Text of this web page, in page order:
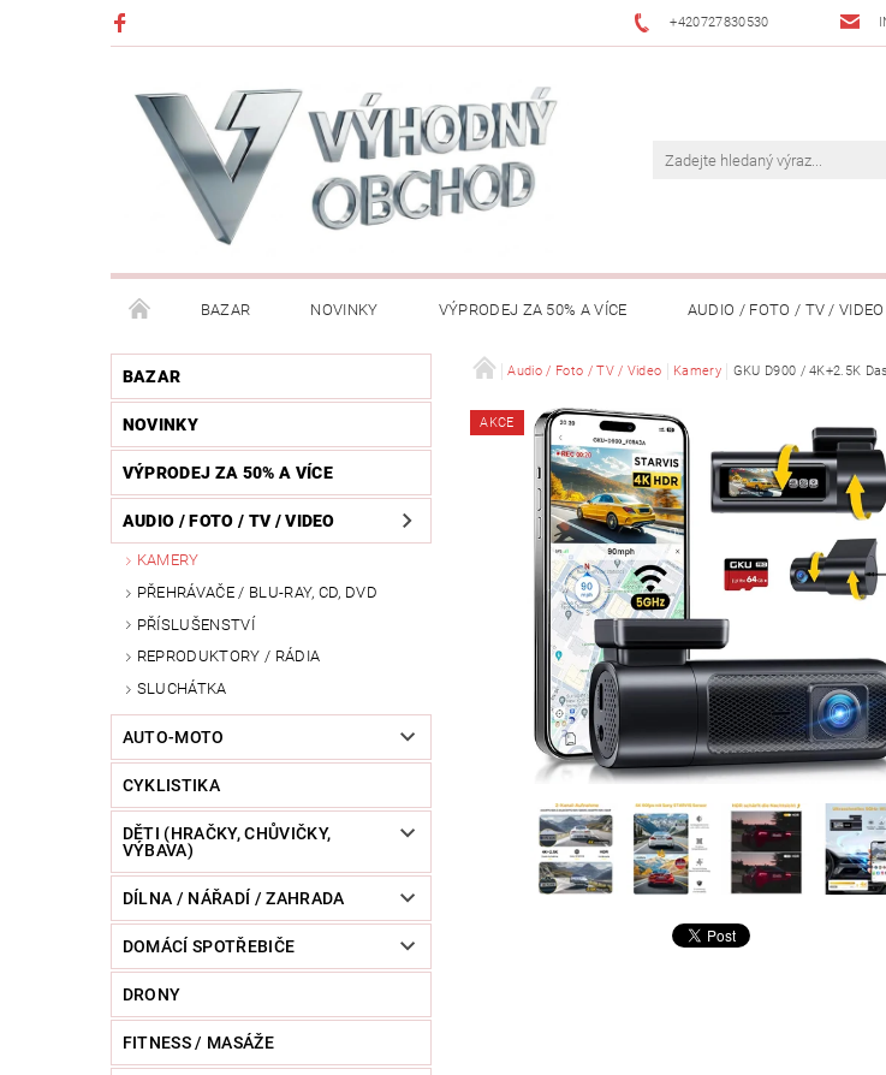
+420727830530
BAZAR NOVINKY VÝPRODEJ ZA 50% A VÍCE AUDIO / FOTO / TV / VIDEO
DĚTI (HRAČKY, CHŮVIČKY, VÝBAVA) DÍLNA / NÁŘADÍ / ZAHRADA DOMÁCÍ SPOTŘEBIČE
HUDEBNÍ NÁSTROJE CHYTRÉ HODINKY / MOBILY / TABLETY / PŘÍSLUŠENSTVÍ
KOSMETIKA / ŠPERKY KOŽENÝ SVĚT (OPASKY, PENĚŽENKY, ...) OSOBNÍ POMŮCKY
POWERBANKY SPORT / OUTDOOR VYHŘÍVANÝ TEXTIL
ZVÍŘATA / CHOVATELSKÉ POTŘEBY RAZNICE MOSAZNÉ - POPTÁVKA
BAZAR
NOVINKY
VÝPRODEJ ZA 50% A VÍCE
AUDIO / FOTO / TV / VIDEO
KAMERY
PŘEHRÁVAČE / BLU-RAY, CD, DVD
PŘÍSLUŠENSTVÍ
REPRODUKTORY / RÁDIA
SLUCHÁTKA
AUTO-MOTO
CYKLISTIKA
DĚTI (HRAČKY, CHŮVIČKY,
VÝBAVA)
DÍLNA / NÁŘADÍ / ZAHRADA
DOMÁCÍ SPOTŘEBIČE
DRONY
FITNESS / MASÁŽE
Audio / Foto / TV / Video Kamery GKU D900 / 4K+2.5K
AKCE